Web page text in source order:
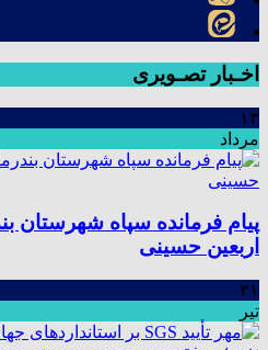
اخـبار تصـویری
۱۳
مرداد
پیام فرمانده سپاه شهرستان
اربعین حسینی
۳۱
تیر